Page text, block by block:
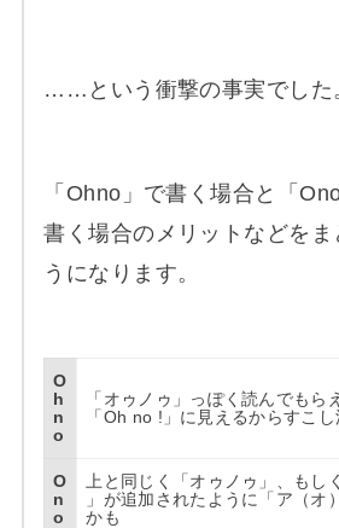
……という衝撃の事実でした
「Ohno」で書く場合と「
書く場合のメリットなどをま
うになります。
O
h
n
o
「オゥノゥ」っぽく読んでもら
「Oh no !」に見えるからすこ
O
n
o
上と同じく「オゥノゥ」、もし
」が追加されたように「ア（オ
かも